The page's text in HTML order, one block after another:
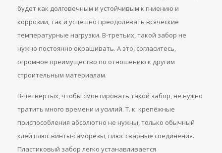
будет как долговечным и устойчивым к гниению и
коррозии, так и успешно преодолевать всяческие
температурные нагрузки. В-третьих, такой забор не
нужно постоянно окрашивать. А это, согласитесь,
огромное преимущество по отношению к другим
строительным материалам.
В-четвертых, чтобы смонтировать такой забор, не нужно
тратить много времени и усилий. Т. к. крепёжные
приспособления абсолютно не нужны, только обычный
клей плюс винты-саморезы, плюс сварные соединения.
Пластиковый забор легко устанавливается